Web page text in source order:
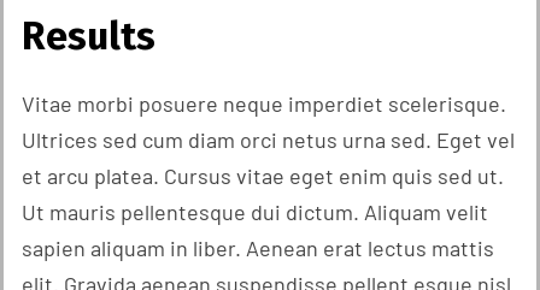
Results
Vitae morbi posuere neque imperdiet scelerisque.
Ultrices sed cum diam orci netus urna sed. Eget vel
et arcu platea. Cursus vitae eget enim quis sed ut.
Ut mauris pellentesque dui dictum. Aliquam velit
sapien aliquam in liber. Aenean erat lectus mattis
elit. Gravida aenean suspendisse pellent esque nisl